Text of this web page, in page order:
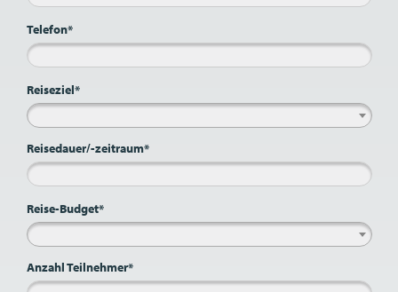
Telefon*
Reiseziel*
Reisedauer/-zeitraum*
Reise-Budget*
Anzahl Teilnehmer*